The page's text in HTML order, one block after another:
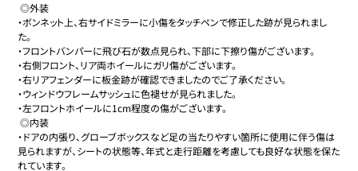
◎外装
・ボンネット上、右サイドミラーに小傷をタッチペンで修正した跡が見られまし
た。
・フロントバンパーに飛び石が数点見られ、下部に下擦り傷がございます。
・右側フロント、リア両ホイールにガリ傷がございます。
・右リアフェンダーに板金跡が確認できましたのでご了承ください。
・ウィンドウフレームサッシュに色褪せが見られました。
・左フロントホイールに1cm程度の傷がございます。
◎内装
・ドアの内張り、グローブボックスなど足の当たりやすい箇所に使用に伴う傷は
見られますが、シートの状態等、年式と走行距離を考慮しても良好な状態を保た
れています。